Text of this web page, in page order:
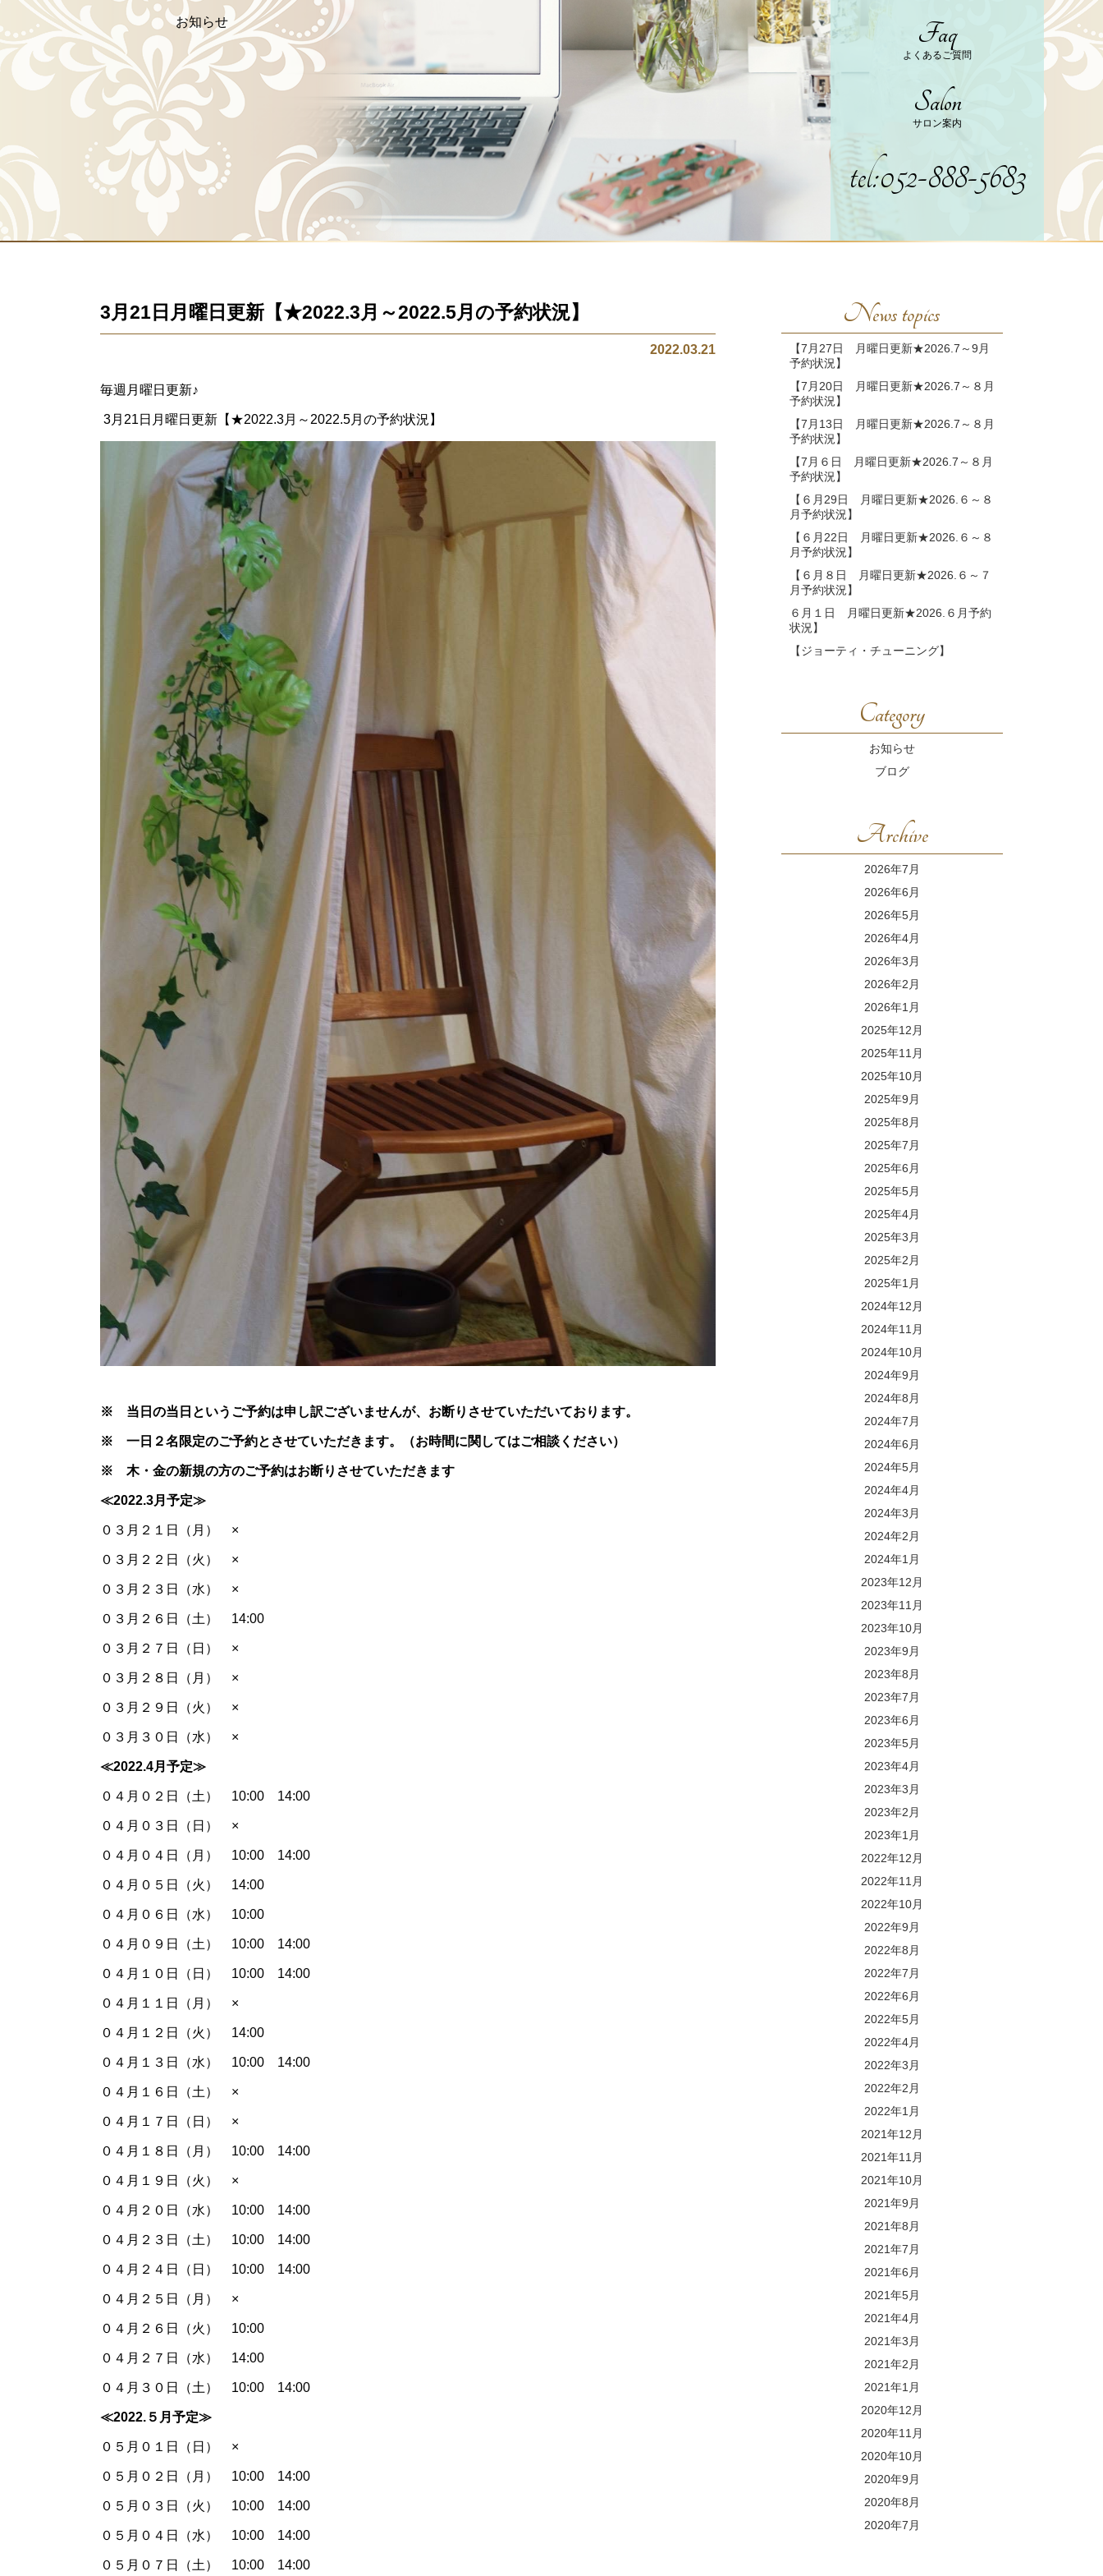
Faq
よくあるご質問
Salon
サロン案内
tel:052-888-5683
お知らせ
3月21日月曜日更新【★2022.3月～2022.5月の予約状況】
2022.03.21
毎週月曜日更新♪
3月21日月曜日更新【★2022.3月～2022.5月の予約状況】
※ 当日の当日というご予約は申し訳ございませんが、お断りさせていただいております。
※ 一日２名限定のご予約とさせていただきます。（お時間に関してはご相談ください）
※ 木・金の新規の方のご予約はお断りさせていただきます
≪2022.3月予定≫
０３月２１日（月） ×
０３月２２日（火） ×
０３月２３日（水） ×
０３月２６日（土） 14:00
０３月２７日（日） ×
０３月２８日（月） ×
０３月２９日（火） ×
０３月３０日（水） ×
≪2022.4月予定≫
０４月０２日（土） 10:00 14:00
０４月０３日（日） ×
０４月０４日（月） 10:00 14:00
０４月０５日（火） 14:00
０４月０６日（水） 10:00
０４月０９日（土） 10:00 14:00
０４月１０日（日） 10:00 14:00
０４月１１日（月） ×
０４月１２日（火） 14:00
０４月１３日（水） 10:00 14:00
０４月１６日（土） ×
０４月１７日（日） ×
０４月１８日（月） 10:00 14:00
０４月１９日（火） ×
０４月２０日（水） 10:00 14:00
０４月２３日（土） 10:00 14:00
０４月２４日（日） 10:00 14:00
０４月２５日（月） ×
０４月２６日（火） 10:00
０４月２７日（水） 14:00
０４月３０日（土） 10:00 14:00
≪2022.５ 月予定≫
０５月０１日（日） ×
０５月０２日（月） 10:00 14:00
０５月０３日（火） 10:00 14:00
０５月０４日（水） 10:00 14:00
０５月０７日（土） 10:00 14:00
News topics
【7月27日 月曜日更新★2026.7～9月
予約状況】
【7月20日 月曜日更新★2026.7～８月
予約状況】
【7月13日 月曜日更新★2026.7～８月
予約状況】
【7月６日 月曜日更新★2026.7～８月
予約状況】
【６月29日 月曜日更新★2026.６～８
月予約状況】
【６月22日 月曜日更新★2026.６～８
月予約状況】
【６月８日 月曜日更新★2026.６～７
月予約状況】
６月１日 月曜日更新★2026.６月予約
状況】
【ジョーティ・チューニング】
Category
お知らせ
ブログ
Archive
2026年7月
2026年6月
2026年5月
2026年4月
2026年3月
2026年2月
2026年1月
2025年12月
2025年11月
2025年10月
2025年9月
2025年8月
2025年7月
2025年6月
2025年5月
2025年4月
2025年3月
2025年2月
2025年1月
2024年12月
2024年11月
2024年10月
2024年9月
2024年8月
2024年7月
2024年6月
2024年5月
2024年4月
2024年3月
2024年2月
2024年1月
2023年12月
2023年11月
2023年10月
2023年9月
2023年8月
2023年7月
2023年6月
2023年5月
2023年4月
2023年3月
2023年2月
2023年1月
2022年12月
2022年11月
2022年10月
2022年9月
2022年8月
2022年7月
2022年6月
2022年5月
2022年4月
2022年3月
2022年2月
2022年1月
2021年12月
2021年11月
2021年10月
2021年9月
2021年8月
2021年7月
2021年6月
2021年5月
2021年4月
2021年3月
2021年2月
2021年1月
2020年12月
2020年11月
2020年10月
2020年9月
2020年8月
2020年7月